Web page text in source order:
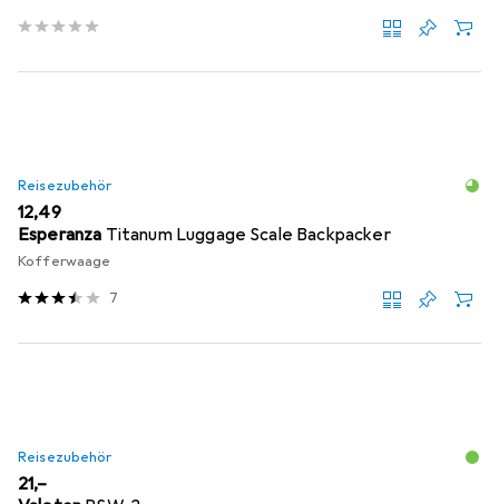
Reisezubehör
EUR
12,49
Esperanza Titanum Luggage Scale Backpacker
Kofferwaage
7
Reisezubehör
EUR
21,–